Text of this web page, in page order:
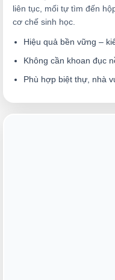
liên tục, mối tự tìm đến
cơ chế sinh học.
Hiệu quả bền vững –
Không cần khoan đục
Phù hợp biệt thự, nhà